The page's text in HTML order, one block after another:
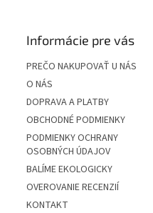
Informácie pre vás
PREČO NAKUPOVAŤ U NÁS
O NÁS
DOPRAVA A PLATBY
OBCHODNÉ PODMIENKY
PODMIENKY OCHRANY
OSOBNÝCH ÚDAJOV
BALÍME EKOLOGICKY
OVEROVANIE RECENZIÍ
KONTAKT